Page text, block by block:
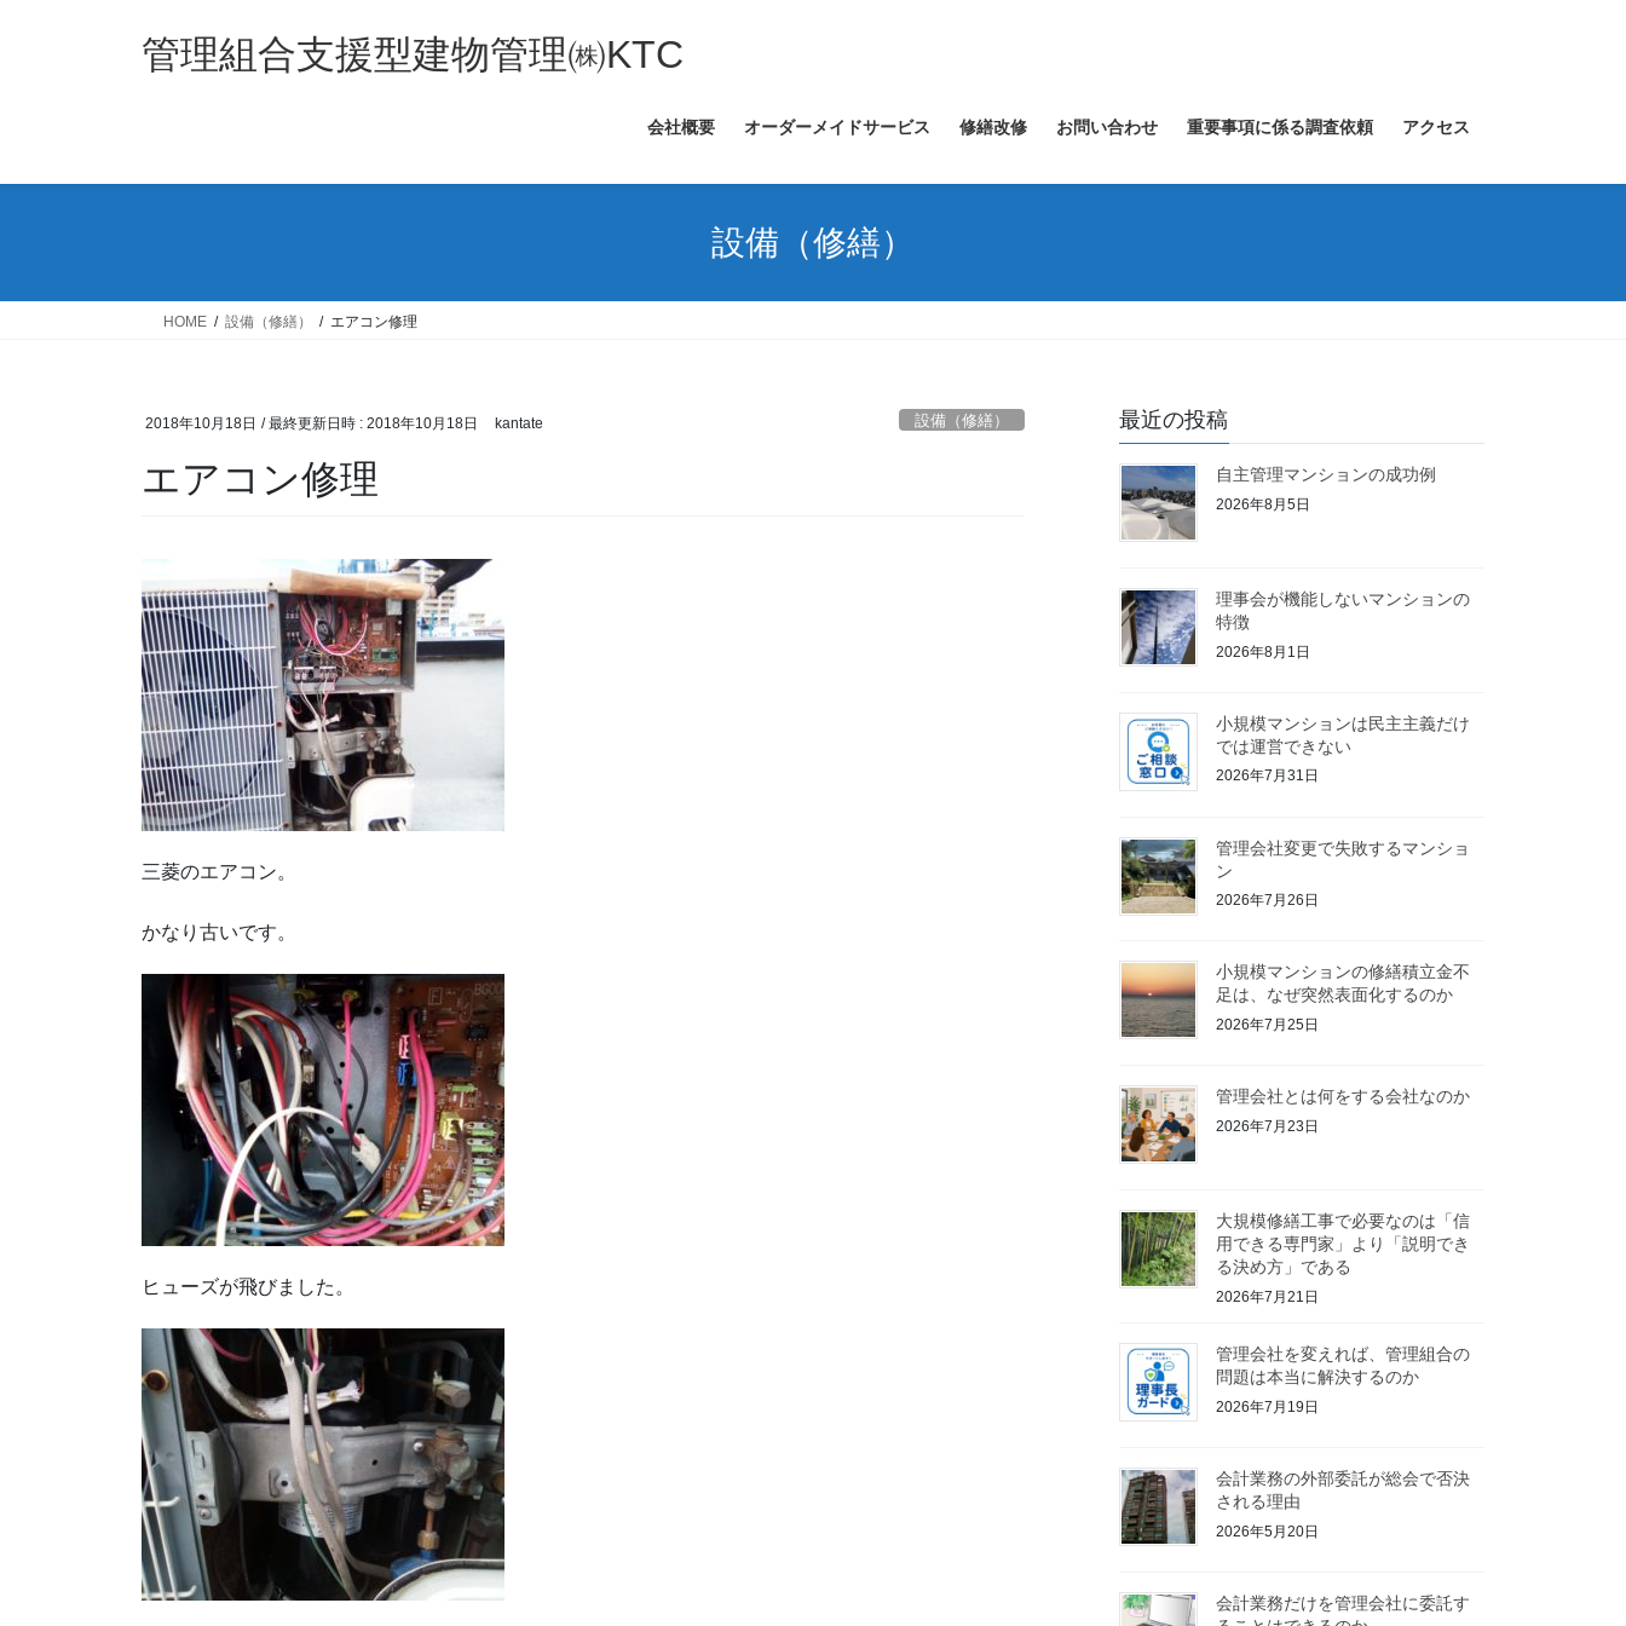
ス
ン
管理組合支援型建物管理㈱KTC
会社概要 オーダーメイドサービス 修繕改修 お問い合わせ 重要事項に係る調査依頼 アクセス
設備（修繕）
HOME 設備（修繕） エアコン修理
2018年10月18日 / 最終更新日時 : 2018年10月18日 kantate 設備（修繕）
エアコン修理
三菱のエアコン。
かなり古いです。
ヒューズが飛びました。
最近の投稿
自主管理マンションの成功例
2026年8月5日
理事会が機能しないマンションの
特徴
2026年8月1日
小規模マンションは民主主義だけ
では運営できない
2026年7月31日
管理会社変更で失敗するマンショ
ン
2026年7月26日
小規模マンションの修繕積立金不
足は、なぜ突然表面化するのか
2026年7月25日
管理会社とは何をする会社なのか
2026年7月23日
大規模修繕工事で必要なのは「信
用できる専門家」より「説明でき
る決め方」である
2026年7月21日
管理会社を変えれば、管理組合の
問題は本当に解決するのか
2026年7月19日
会計業務の外部委託が総会で否決
される理由
2026年5月20日
会計業務だけを管理会社に委託す